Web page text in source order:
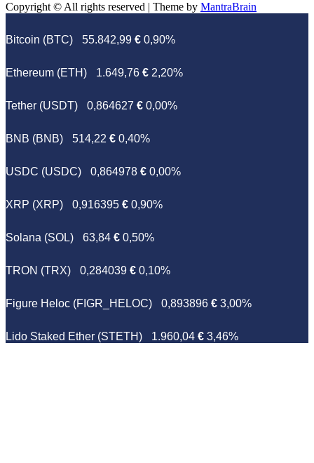
Copyright © All rights reserved | Theme by MantraBrain
Bitcoin (BTC) 55.842,99 € 0,90%
Ethereum (ETH) 1.649,76 € 2,20%
Tether (USDT) 0,864627 € 0,00%
BNB (BNB) 514,22 € 0,40%
USDC (USDC) 0,864978 € 0,00%
XRP (XRP) 0,916395 € 0,90%
Solana (SOL) 63,84 € 0,50%
TRON (TRX) 0,284039 € 0,10%
Figure Heloc (FIGR_HELOC) 0,893896 € 3,00%
Lido Staked Ether (STETH) 1.960,04 € 3,46%